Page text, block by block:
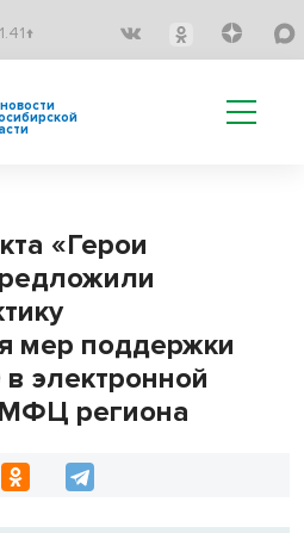
«Герои
мер поддержки
электронной
региона